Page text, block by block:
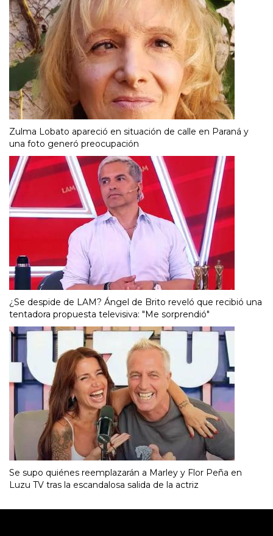
Zulma Lobato apareció en situación de calle en Paraná y
una foto generó preocupación
¿Se despide de LAM? Ángel de Brito reveló que recibió una
tentadora propuesta televisiva: "Me sorprendió"
Se supo quiénes reemplazarán a Marley y Flor Peña en
Luzu TV tras la escandalosa salida de la actriz